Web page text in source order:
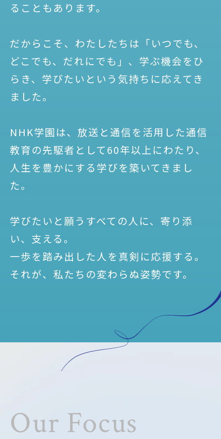
ることもあります。
だからこそ、わたしたちは 「いつでも、
どこでも、だれにでも」、 学ぶ機会をひ
らき、 学びたいという気持ちに応えてき
ました。
NHK学園は、 放送と通信を活用した通信
教育の先駆者として60年以上にわたり、
人生を豊かにする学びを築いてきまし
た。
学びたいと願うすべての人に、寄り添
い、支える。
一歩を踏み出した人を真剣に応援する。
それが、私たちの変わらぬ姿勢です。